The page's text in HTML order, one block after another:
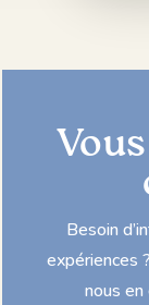
Besoin
expériences
nous